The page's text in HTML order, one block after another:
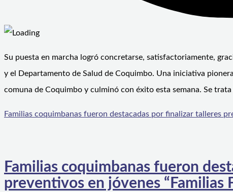
Su puesta en marcha logró concretarse, satisfactoriamente,
y el Departamento de Salud de Coquimbo. Una iniciativa
comuna de Coquimbo y culminó con éxito esta semana. Se
Familias coquimbanas fueron destacadas por finalizar talleres
Familias coquimbanas fueron
preventivos en jóvenes “Familias